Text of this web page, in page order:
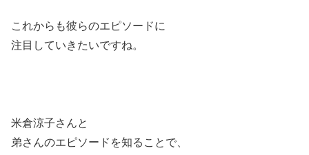
これからも彼らのエピソードに
注目していきたいですね。
米倉涼子さんと
弟さんのエピソードを知ることで、